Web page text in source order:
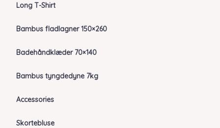
Long T-Shirt
Bambus fladlagner 150×260
Badehåndklæder 70×140
Bambus tyngdedyne 7kg
Accessories
Skortebluse